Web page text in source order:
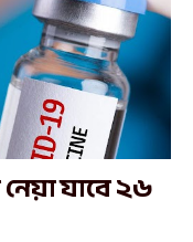
যাবে ২৬